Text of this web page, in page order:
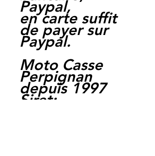
Paypal,
en carte suffit
de payer sur
Paypal.
Moto Casse
Perpignan
depuis 1997
Siret: